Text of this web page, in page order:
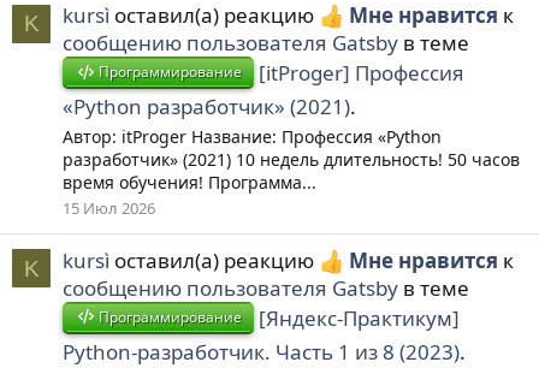
K kursì оставил(а) реакцию Мне нравится к
сообщению пользователя Gatsby в теме
Программирование
[itProger] Профессия
«Python разработчик» (2021).
Автор: itProger Название: Профессия «Python
разработчик» (2021) 10 недель длительность! 50 часов
время обучения! Программа...
15 Июл 2026
K kursì оставил(а) реакцию Мне нравится к
сообщению пользователя Gatsby в теме
Программирование
[Яндекс-Практикум]
Python-разработчик. Часть 1 из 8 (2023).